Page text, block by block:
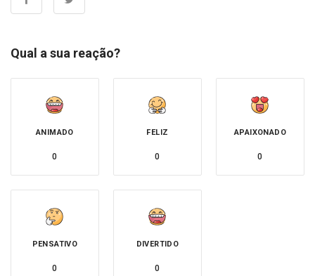
Qual a sua reação?
ANIMADO
0
FELIZ
0
APAIXONADO
0
PENSATIVO
0
DIVERTIDO
0